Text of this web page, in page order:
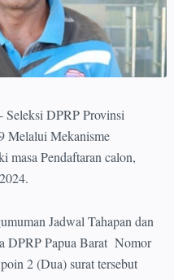
DPRP Provinsi
Melalui Mekanisme
masa Pendaftaran calon,
Jadwal Tahapan dan
DPRP Papua Barat Nomor
2 (Dua) surat tersebut